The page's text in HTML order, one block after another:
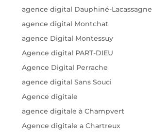
agence digital Dauphiné-Lacassagne
agence digital Montchat
agence Digital Montessuy
Agence digital PART-DIEU
Agence Digital Perrache
agence digital Sans Souci
Agence digitale
agence digitale à Champvert
Agence digitale a Chartreux